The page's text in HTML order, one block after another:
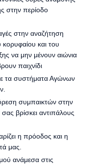
στην περίοδο
στην αναζήτηση
και του
να μην μένουν αιώνια
παιχνίδι
τα συστήματα Αγώνων
συμπαικτών στην
βρίσκει αντιπάλους
η πρόοδος και η
μας.
ανάμεσα στις